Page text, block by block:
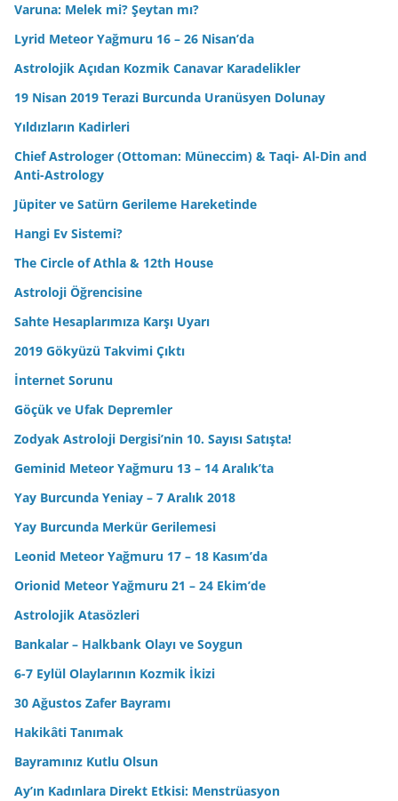
Varuna: Melek mi? Şeytan mı?
Lyrid Meteor Yağmuru 16 – 26 Nisan’da
Astrolojik Açıdan Kozmik Canavar Karadelikler
19 Nisan 2019 Terazi Burcunda Uranüsyen Dolunay
Yıldızların Kadirleri
Chief Astrologer (Ottoman: Müneccim) & Taqi- Al-Din and
Anti-Astrology
Jüpiter ve Satürn Gerileme Hareketinde
Hangi Ev Sistemi?
The Circle of Athla & 12th House
Astroloji Öğrencisine
Sahte Hesaplarımıza Karşı Uyarı
2019 Gökyüzü Takvimi Çıktı
İnternet Sorunu
Göçük ve Ufak Depremler
Zodyak Astroloji Dergisi’nin 10. Sayısı Satışta!
Geminid Meteor Yağmuru 13 – 14 Aralık’ta
Yay Burcunda Yeniay – 7 Aralık 2018
Yay Burcunda Merkür Gerilemesi
Leonid Meteor Yağmuru 17 – 18 Kasım’da
Orionid Meteor Yağmuru 21 – 24 Ekim’de
Astrolojik Atasözleri
Bankalar – Halkbank Olayı ve Soygun
6-7 Eylül Olaylarının Kozmik İkizi
30 Ağustos Zafer Bayramı
Hakikâti Tanımak
Bayramınız Kutlu Olsun
Ay’ın Kadınlara Direkt Etkisi: Menstrüasyon